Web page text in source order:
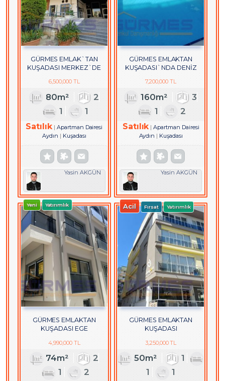
GÜRMES EMLAK`TAN
KUŞADASI MERKEZ`DE
6,500,000 TL
80m²
2
1
1
Satılık
Apartman Dairesi
Aydın
Kuşadası
Yasin AKGÜN
GÜRMES EMLAKTAN
KUŞADASI`NDA DENİZ
DUBLEKS DAİRE
7,200,000 TL
160m²
3
1
2
Satılık
Apartman Dairesi
Aydın
Kuşadası
Yasin AKGÜN
Yeni Yatırımlık
GÜRMES EMLAKTAN
KUŞADASI EGE
YENİ 2+1 DAİRE
4,990,000 TL
74m²
2
1
2
Acil Fırsat Yatırımlık
GÜRMES EMLAKTAN
KUŞADASI
SATILIK 1+1 DAİRE
3,250,000 TL
50m²
1
1
1